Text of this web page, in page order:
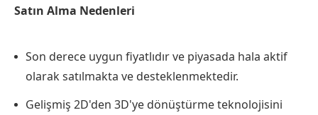
Satın Alma Nedenleri
Son derece uygun fiyatlıdır ve piyasada hala aktif
olarak satılmakta ve desteklenmektedir.
Gelişmiş 2D'den 3D'ye dönüştürme teknolojisini